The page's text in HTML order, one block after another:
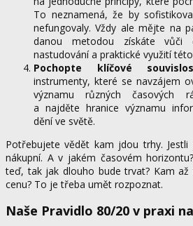
To neznamená, že by
nefungovaly. Vždy ale mějte na
danou metodou získáte vůči
nastudování a praktické využití
Pochopte klíčové
instrumenty, které se navzájem
významu různých časových
a najděte hranice významu
dění ve světě.
Potřebujete vědět kam jdou trhy.
nákupní. A v jakém časovém
teď, tak jak dlouho bude trvat? Kam
cenu? To je třeba umět rozpoznat.
Naše Pravidlo 80/20 v praxi